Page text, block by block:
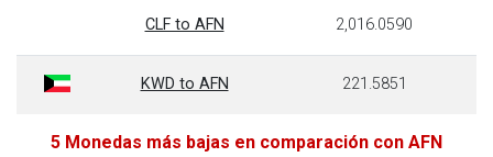
CLF to AFN 2,016.0590
KWD to AFN 221.5851
5 Monedas más bajas en comparación con AFN